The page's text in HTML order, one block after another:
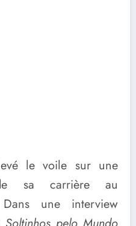
le voile sur une
sa carrière au
une interview